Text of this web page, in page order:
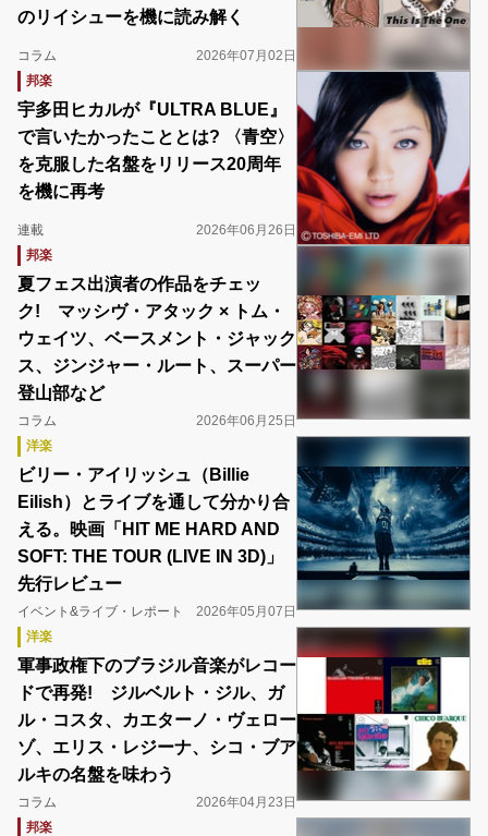
のリイシューを機に読み解く
コラム
2026年07月02日
邦楽
宇多田ヒカルが『ULTRA BLUE』
で言いたかったこととは? 〈青空〉
を克服した名盤をリリース20周年
を機に再考
連載
2026年06月26日
邦楽
夏フェス出演者の作品をチェッ
ク! マッシヴ・アタック × トム・
ウェイツ、ベースメント・ジャック
ス、ジンジャー・ルート、スーパー
登山部など
コラム
2026年06月25日
洋楽
ビリー・アイリッシュ（Billie
Eilish）とライブを通して分かり合
える。映画「HIT ME HARD AND
SOFT: THE TOUR (LIVE IN 3D)」
先行レビュー
イベント&ライブ・レポート
2026年05月07日
洋楽
軍事政権下のブラジル音楽がレコー
ドで再発! ジルベルト・ジル、ガ
ル・コスタ、カエターノ・ヴェロー
ゾ、エリス・レジーナ、シコ・ブア
ルキの名盤を味わう
コラム
2026年04月23日
邦楽